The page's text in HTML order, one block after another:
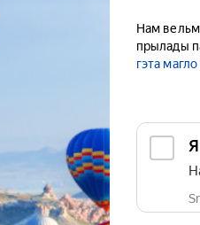
Нам
прылады
гэта